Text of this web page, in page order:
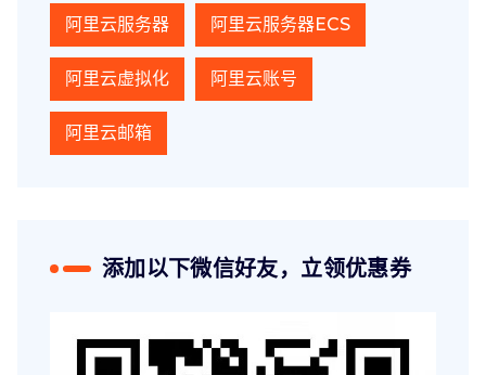
阿里云服务器 阿里云服务器ECS
阿里云虚拟化 阿里云账号
阿里云邮箱
添加以下微信好友，立领优惠券